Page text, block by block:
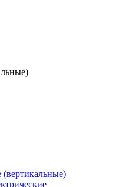
(вертикальные)